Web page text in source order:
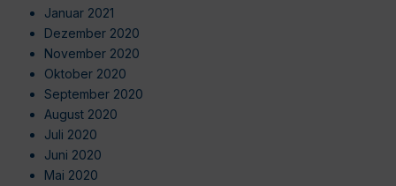
Januar 2021
Dezember 2020
November 2020
Oktober 2020
September 2020
August 2020
Juli 2020
Juni 2020
Mai 2020